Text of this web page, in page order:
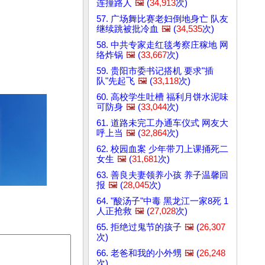
连撞路人 🖼️ (34,913次)
57. 广场舞比赛老妇倒地身亡 队友
继续跳被批冷血 🖼️ (34,535次)
58. 中共专家走红毯考察庄稼地 网
络炸锅 🖼️ (33,667次)
59. 贵阳市委书记搭机 要求"插
队"先起飞 🖼️ (33,118次)
60. 高校学生吐槽 福利月饼水泥味
可防身 🖼️ (33,044次)
61. 道路未完工办通车仪式 网友大
呼上当 🖼️ (32,864次)
62. 校园血案 少年带刀上课捅死二
女生 🖼️ (31,681次)
63. 善良夫妻领养小孩 养子温馨回
报 🖼️ (28,045次)
64. "酸汤子"中毒 黑龙江一家8死 1
人正抢救 🖼️ (27,028次)
65. 拒绝过鬼节的孩子 🖼️ (26,307
次)
66. 老爸和我的小外甥 🖼️ (26,248
次)